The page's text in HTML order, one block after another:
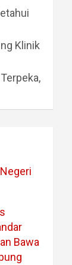
Klinik
Bawa